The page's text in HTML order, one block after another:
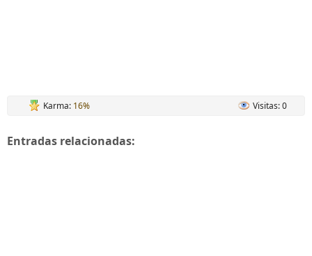
Karma: 16% Visitas: 0
Entradas relacionadas: